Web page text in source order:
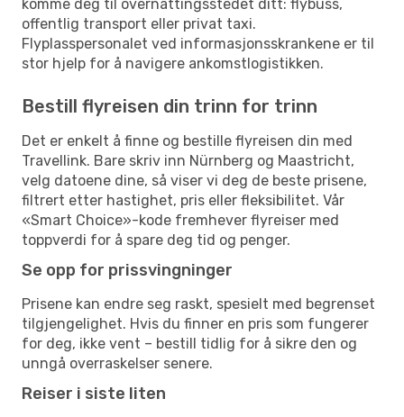
komme deg til overnattingsstedet ditt: flybuss,
offentlig transport eller privat taxi.
Flyplasspersonalet ved informasjonsskrankene er til
stor hjelp for å navigere ankomstlogistikken.
Bestill flyreisen din trinn for trinn
Det er enkelt å finne og bestille flyreisen din med
Travellink. Bare skriv inn Nürnberg og Maastricht,
velg datoene dine, så viser vi deg de beste prisene,
filtrert etter hastighet, pris eller fleksibilitet. Vår
«Smart Choice»-kode fremhever flyreiser med
toppverdi for å spare deg tid og penger.
Se opp for prissvingninger
Prisene kan endre seg raskt, spesielt med begrenset
tilgjengelighet. Hvis du finner en pris som fungerer
for deg, ikke vent – bestill tidlig for å sikre den og
unngå overraskelser senere.
Reiser i siste liten